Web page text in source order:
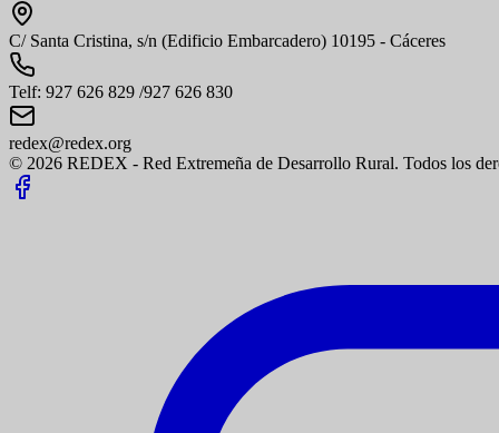
C/ Santa Cristina, s/n (Edificio Embarcadero) 10195 - Cáceres
Telf: 927 626 829 /927 626 830
redex@redex.org
© 2026 REDEX - Red Extremeña de Desarrollo Rural. Todos los